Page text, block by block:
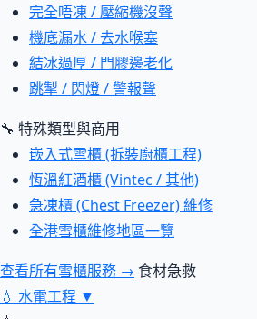
完全唔凍 / 壓縮機沒聲
機底漏水 / 去水喉塞
結冰過厚 / 門膠邊老化
跳掣 / 閃燈 / 警報聲
🔧 特殊類型與商用
嵌入式雪櫃 (拆裝廚櫃工程)
恆溫紅酒櫃 (Vintec / 其他)
急凍櫃 (Chest Freezer) 維修
全港雪櫃維修地區一覽
查看所有雪櫃服務 → 食材急救
💧 水電工程 ▼